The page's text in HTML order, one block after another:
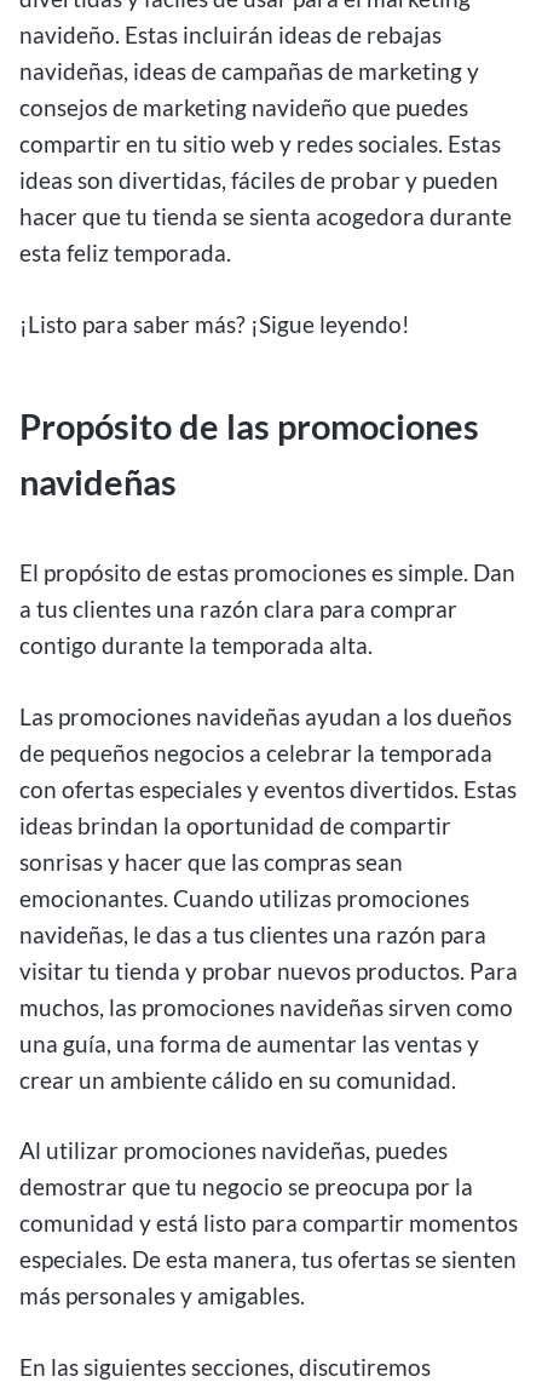
navideño. Estas incluirán ideas de rebajas
navideñas, ideas de campañas de marketing y
consejos de marketing navideño que puedes
compartir en tu sitio web y redes sociales. Estas
ideas son divertidas, fáciles de probar y pueden
hacer que tu tienda se sienta acogedora durante
esta feliz temporada.
¡Listo para saber más? ¡Sigue leyendo!
Propósito de las promociones
navideñas
El propósito de estas promociones es simple. Dan
a tus clientes una razón clara para comprar
contigo durante la temporada alta.
Las promociones navideñas ayudan a los dueños
de pequeños negocios a celebrar la temporada
con ofertas especiales y eventos divertidos. Estas
ideas brindan la oportunidad de compartir
sonrisas y hacer que las compras sean
emocionantes. Cuando utilizas promociones
navideñas, le das a tus clientes una razón para
visitar tu tienda y probar nuevos productos. Para
muchos, las promociones navideñas sirven como
una guía, una forma de aumentar las ventas y
crear un ambiente cálido en su comunidad.
Al utilizar promociones navideñas, puedes
demostrar que tu negocio se preocupa por la
comunidad y está listo para compartir momentos
especiales. De esta manera, tus ofertas se sienten
más personales y amigables.
En las siguientes secciones, discutiremos